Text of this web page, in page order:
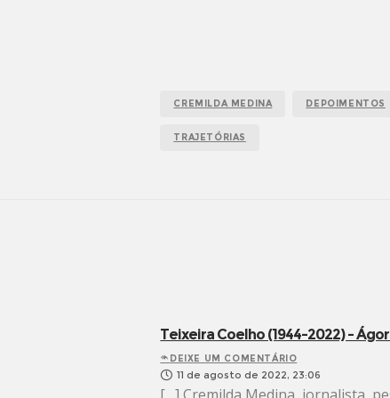
CREMILDA MEDINA DEPOIMENTOS
TRAJETÓRIAS
Teixeira Coelho (1944-2022) –
DEIXE UM COMENTÁRIO
11 de agosto de 2022, 23:06